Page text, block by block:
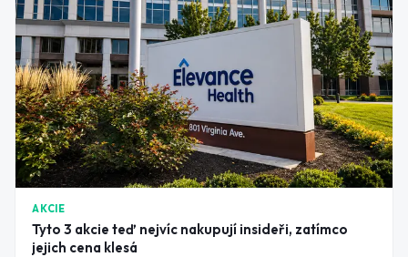
AKCIE
Tyto 3 akcie teď nejvíc nakupují insideři, zatímco
jejich cena klesá